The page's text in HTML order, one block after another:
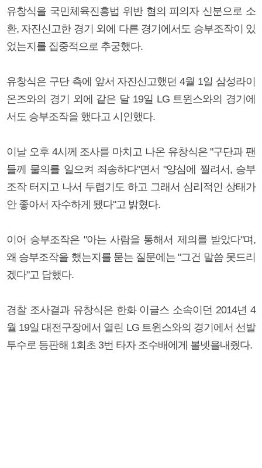
유창식을 국민체육진흥법 위반 혐의 피의자 신분으로 소
환, 자진신고한 경기 외에 다른 경기에서도 승부조작이 있
었는지를 집중적으로 추궁했다.
유창식은 구단 측에 앞서 자진신고했던 4월 1일 삼성라이
온즈와의 경기 외에 같은 달 19일 LG 트윈스와의 경기에
서도 승부조작을 했다고 시인했다.
이날 오후 4시께 조사를 마치고 나온 유창식은 "구단과 팬
들께 물의를 일으켜 죄송하다"면서 "양심에 찔려서, 승부
조작 터지고 나서 두렵기도 하고 그래서 심리적인 상태가
안 좋아서 자수하게 됐다"고 밝혔다.
이어 승부조작은 "아는 사람을 통해서 제의를 받았다"며,
왜 승부조작을 했는지를 묻는 질문에는 "그건 말씀 못드리
겠다"고 답했다.
경찰 조사결과 유창식은 한화 이글스 소속이던 2014년 4
월 19일 대전구장에서 열린 LG 트윈스와의 경기에서 선발
투수로 등판해 1회초 3번 타자 조수배에게 볼넷을내줬다.